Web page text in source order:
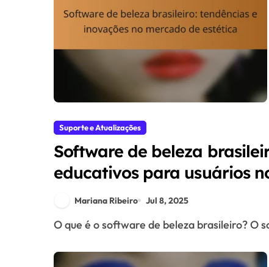
Suporte e Atualizações
Software de beleza
educativos para usuários
Mariana Ribeiro Jul 8, 2025
O que é o software de beleza brasileiro?